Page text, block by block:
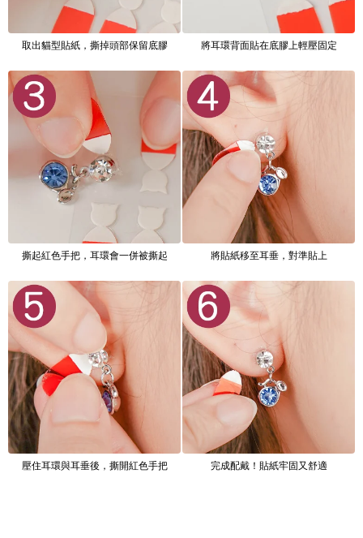
取出貓型貼紙，撕掉頭部保留底膠 將耳環背面貼在底膠上輕壓固定
撕起紅色手把，耳環會一併被撕起 將貼紙移至耳垂，對準貼上
壓住耳環與耳垂後，撕開紅色手把 完成配戴！貼紙牢固又舒適